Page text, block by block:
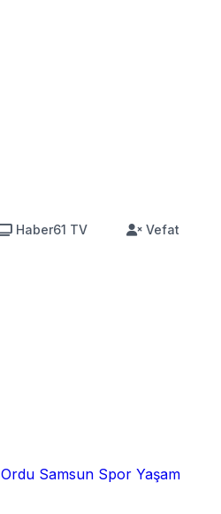
Haber61 TV
Vefat
Ordu Samsun Spor Yaşam